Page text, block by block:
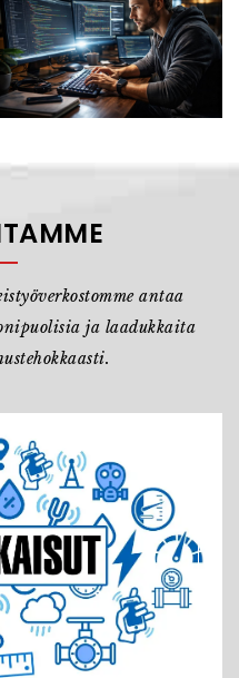
antaa
ja laadukkaita